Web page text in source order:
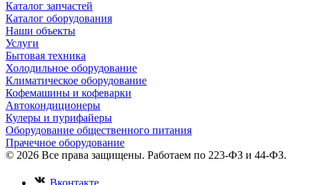
Каталог запчастей
Каталог оборудования
Наши объекты
Услуги
Бытовая техника
Холодильное оборудование
Климатическое оборудование
Кофемашины и кофеварки
Автокондиционеры
Кулеры и пурифайеры
Оборудование общественного питания
Прачечное оборудование
© 2026 Все права защищены. Работаем по 223-ФЗ и 44-ФЗ.
Вконтакте